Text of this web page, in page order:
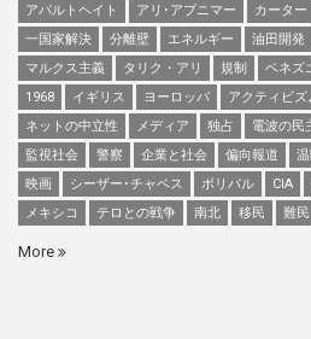
アパルトヘイト アリ･アブニマー カーター
一国家解決
分離壁 エネルギー 油田開発
マルクス主義
タリク・アリ 規制 ベネズ
1968
イギリス ヨーロッパ アクティビズ
ネットの中立性
メディア 独占 電波の民
監視社会
警察 企業と社会 偏向報道
映画
シーザー･チャベス ボリバル CIA
メキシコ
テロとの戦争 南北 移民 難民
More